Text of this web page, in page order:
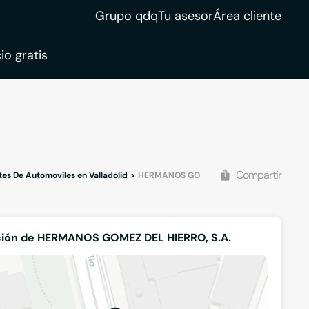
Grupo qdqTu asesorÁrea cliente
gratis
De Automoviles en Valladolid HERMANOS GOMEZ DEL HIERRO, S.A.
Compartir
de HERMANOS GOMEZ DEL HIERRO, S.A.